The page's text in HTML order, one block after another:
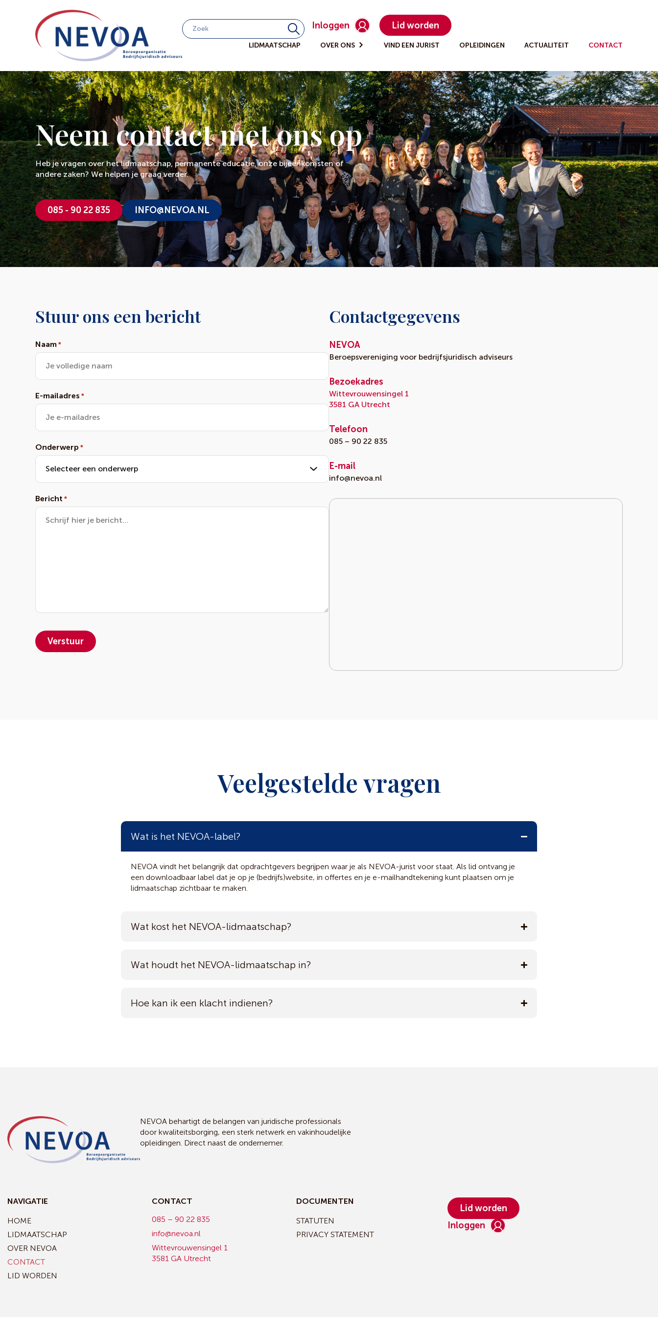
Inloggen Lid worden
LIDMAATSCHAP OVER ONS VIND EEN JURIST OPLEIDINGEN ACTUALITEIT CONTACT
Neem contact met ons op
Heb je vragen over het lidmaatschap, permanente educatie, onze bijeenkomsten of
andere zaken? We helpen je graag verder.
085 - 90 22 835 INFO@NEVOA.NL
Stuur ons een bericht
Naam *
E-mailadres *
Onderwerp *
Bericht *
Contactgegevens
NEVOA
Beroepsvereniging voor bedrijfsjuridisch adviseurs
Bezoekadres
Wittevrouwensingel 1
3581 GA Utrecht
Telefoon
085 – 90 22 835
E-mail
info@nevoa.nl
Veelgestelde vragen
Wat is het NEVOA-label?
NEVOA vindt het belangrijk dat opdrachtgevers begrijpen waar je als NEVOA-jurist voor staat. Als lid ontvang je
een downloadbaar label dat je op je (bedrijfs)website, in offertes en je e-mailhandtekening kunt plaatsen om je
lidmaatschap zichtbaar te maken.
Wat kost het NEVOA-lidmaatschap?
Wat houdt het NEVOA-lidmaatschap in?
Hoe kan ik een klacht indienen?
NEVOA behartigt de belangen van juridische professionals
door kwaliteitsborging, een sterk netwerk en vakinhoudelijke
opleidingen. Direct naast de ondernemer.
NAVIGATIE
HOME
LIDMAATSCHAP
OVER NEVOA
CONTACT
LID WORDEN
CONTACT
085 – 90 22 835
info@nevoa.nl
Wittevrouwensingel 1
3581 GA Utrecht
DOCUMENTEN
STATUTEN
PRIVACY STATEMENT
Inloggen
Lid worden